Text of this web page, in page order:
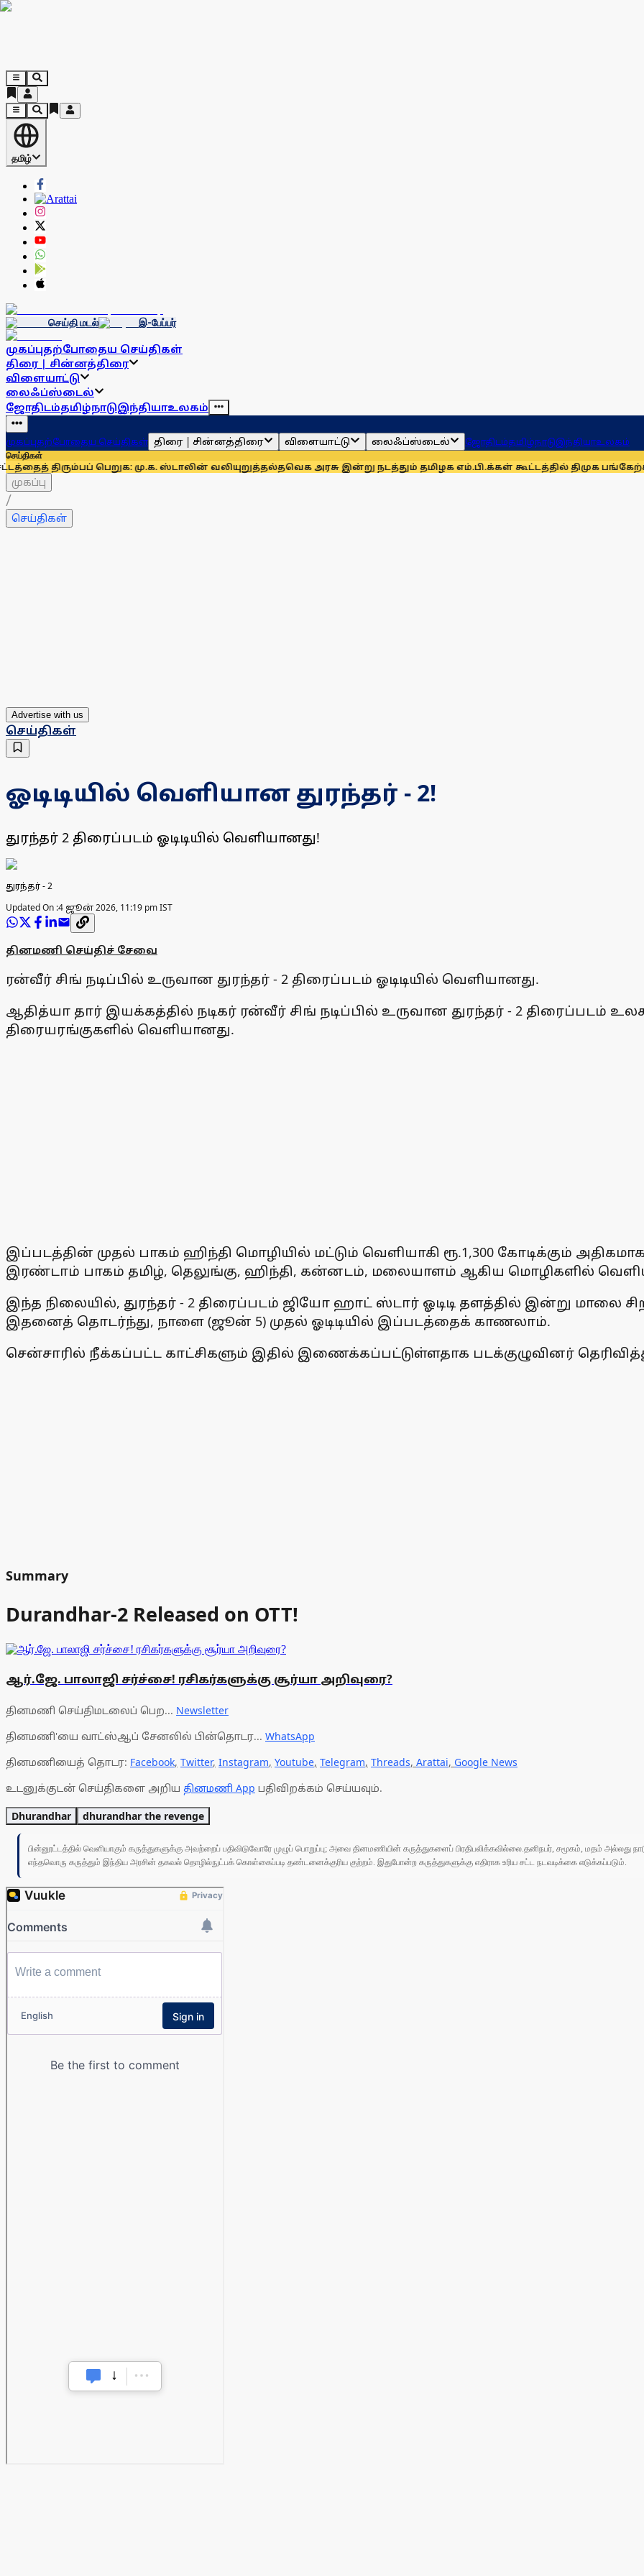
தமிழ்
செய்தி மடல் இ-பேப்பர்
முகப்புதற்போதைய செய்திகள்
திரை | சின்னத்திரை
விளையாட்டு
லைஃப்ஸ்டைல்
ஜோதிடம்தமிழ்நாடுஇந்தியாஉலகம்
முகப்புதற்போதைய செய்திகள் திரை | சின்னத்திரை விளையாட்டு லைஃப்ஸ்டைல் ஜோதிடம்தமிழ்நாடுஇந்தியாஉலகம்
செய்திகள்
பெறுக: மு.க. ஸ்டாலின் வலியுறுத்தல்தவெக அரசு இன்று நடத்தும் தமிழக எம்.பி.க்கள் கூட்டத்தில் திமுக பங்கேற்காது:
முகப்பு
/
செய்திகள்
Advertise with us
செய்திகள்
ஓடிடியில் வெளியான துரந்தர் - 2!
துரந்தர் 2 திரைப்படம் ஓடிடியில் வெளியானது!
துரந்தர் - 2
Updated On :4 ஜூன் 2026, 11:19 pm IST
தினமணி செய்திச் சேவை
ரன்வீர் சிங் நடிப்பில் உருவான துரந்தர் - 2 திரைப்படம் ஓடிடியில் வெளியானது.
ஆதித்யா தார் இயக்கத்தில் நடிகர் ரன்வீர் சிங் நடிப்பில் உருவான துரந்தர் - 2 திரைப்படம்
திரையரங்குகளில் வெளியானது.
இப்படத்தின் முதல் பாகம் ஹிந்தி மொழியில் மட்டும் வெளியாகி ரூ.1,300 கோடிக்கும்
இரண்டாம் பாகம் தமிழ், தெலுங்கு, ஹிந்தி, கன்னடம், மலையாளம் ஆகிய மொழிகளில்
இந்த நிலையில், துரந்தர் - 2 திரைப்படம் ஜியோ ஹாட் ஸ்டார் ஓடிடி தளத்தில் இன்று மாலை
இதனைத் தொடர்ந்து, நாளை (ஜூன் 5) முதல் ஓடிடியில் இப்படத்தைக் காணலாம்.
சென்சாரில் நீக்கப்பட்ட காட்சிகளும் இதில் இணைக்கப்பட்டுள்ளதாக படக்குழுவினர்
Summary
Durandhar-2 Released on OTT!
ஆர்.ஜே. பாலாஜி சர்ச்சை! ரசிகர்களுக்கு சூர்யா அறிவுரை?
தினமணி செய்திமடலைப் பெற... Newsletter
தினமணி'யை வாட்ஸ்ஆப் சேனலில் பின்தொடர... WhatsApp
தினமணியைத் தொடர: Facebook, Twitter, Instagram, Youtube, Telegram, Threads, Arattai, Google News
உடனுக்குடன் செய்திகளை அறிய தினமணி App பதிவிறக்கம் செய்யவும்.
Dhurandhar dhurandhar the revenge
பின்னூட்டத்தில் வெளியாகும் கருத்துகளுக்கு அவற்றைப் பதிவிடுவோரே முழுப் பொறுப்பு; அவை தினமணியின் கருத்துகளைப் பிரதிபலிக்கவில்லை.தனிநபர், சமூகம், மதம் அல்லது
எந்தவொரு கருத்தும் இந்திய அரசின் தகவல் தொழில்நுட்பக் கொள்கைப்படி தண்டனைக்குரிய குற்றம். இதுபோன்ற கருத்துகளுக்கு எதிராக உரிய சட்ட நடவடிக்கை எடுக்கப்படும்.